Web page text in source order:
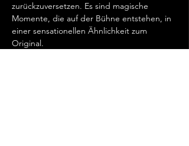
zurückzuversetzen. Es sind magische
Momente, die auf der Bühne entstehen, in
einer sensationellen Ähnlichkeit zum
Original.